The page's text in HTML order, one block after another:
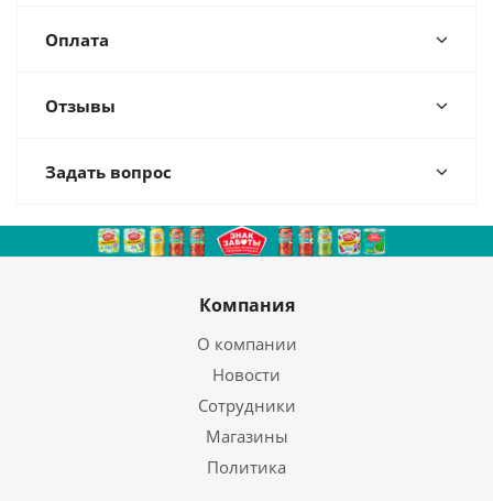
Оплата
Отзывы
Задать вопрос
Компания
О компании
Новости
Сотрудники
Магазины
Политика